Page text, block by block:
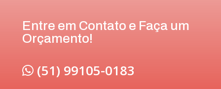
Entre em Contato e Faça um
Orçamento!
(51) 99105-0183